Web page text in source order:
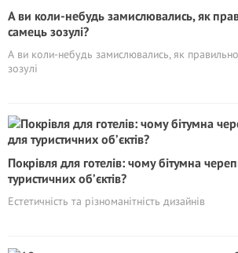
А ви коли-небудь замислювались, як
самець зозулі?
А ви коли-небудь замислювались, як
зозулі
Покрівля для готелів: чому бітумна
туристичних об’єктів?
Естетичність та різноманітність дизайнів